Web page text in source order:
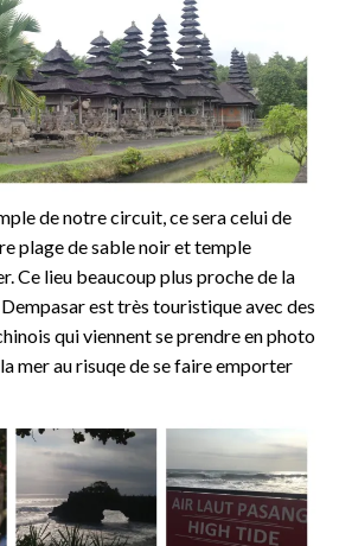
de notre circuit, ce sera celui de
plage de sable noir et temple
Ce lieu beaucoup plus proche de la
est très touristique avec des
qui viennent se prendre en photo
mer au risuqe de se faire emporter